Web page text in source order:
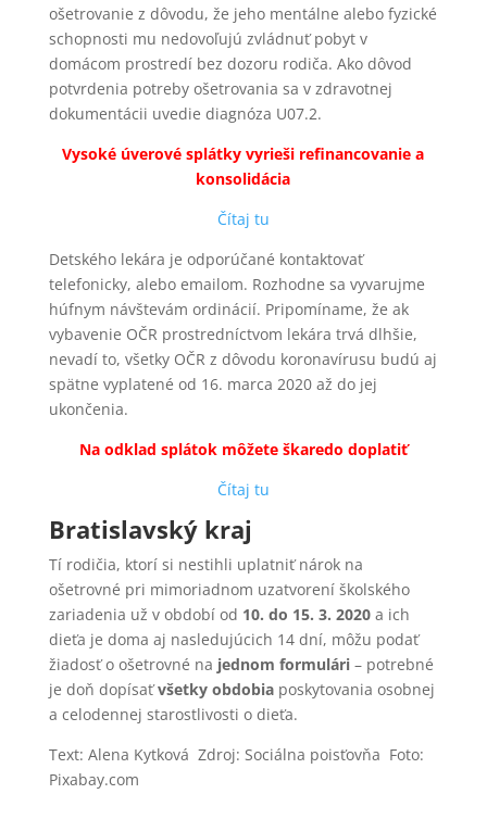
ošetrovanie z dôvodu, že jeho mentálne alebo fyzické
schopnosti mu nedovoľujú zvládnuť pobyt v
domácom prostredí bez dozoru rodiča. Ako dôvod
potvrdenia potreby ošetrovania sa v zdravotnej
dokumentácii uvedie diagnóza U07.2.
Vysoké úverové splátky vyrieši refinancovanie a
konsolidácia
Čítaj tu
Detského lekára je odporúčané kontaktovať
telefonicky, alebo emailom. Rozhodne sa vyvarujme
húfnym návštevám ordinácií. Pripomíname, že ak
vybavenie OČR prostredníctvom lekára trvá dlhšie,
nevadí to, všetky OČR z dôvodu koronavírusu budú aj
spätne vyplatené od 16. marca 2020 až do jej
ukončenia.
Na odklad splátok môžete škaredo doplatiť
Čítaj tu
Bratislavský kraj
Tí rodičia, ktorí si nestihli uplatniť nárok na
ošetrovné pri mimoriadnom uzatvorení školského
zariadenia už v období od 10. do 15. 3. 2020a ich
dieťa je doma aj nasledujúcich 14 dní, môžu podať
žiadosť o ošetrovné na jednom formulári– potrebné
je doň dopísaťvšetky obdobiaposkytovania osobnej
a celodennej starostlivosti o dieťa.
Text: Alena Kytková Zdroj: Sociálna poisťovňa Foto:
Pixabay.com